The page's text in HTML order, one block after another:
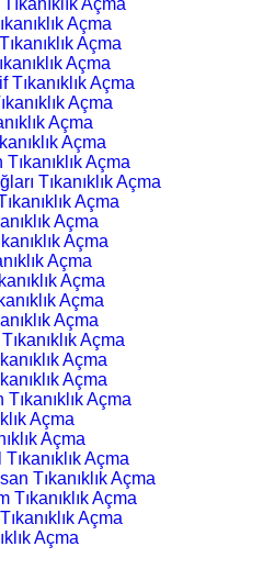
Açma
Açma
Açma
Açma
Tıkanıklık Açma
Açma
Açma
Açma
Açma
Tıkanıklık Açma
Açma
Açma
Açma
Açma
Açma
Açma
Açma
Açma
Açma
Açma
Açma
Açma
Açma
Açma
Tıkanıklık Açma
Tıkanıklık Açma
Açma
Açma